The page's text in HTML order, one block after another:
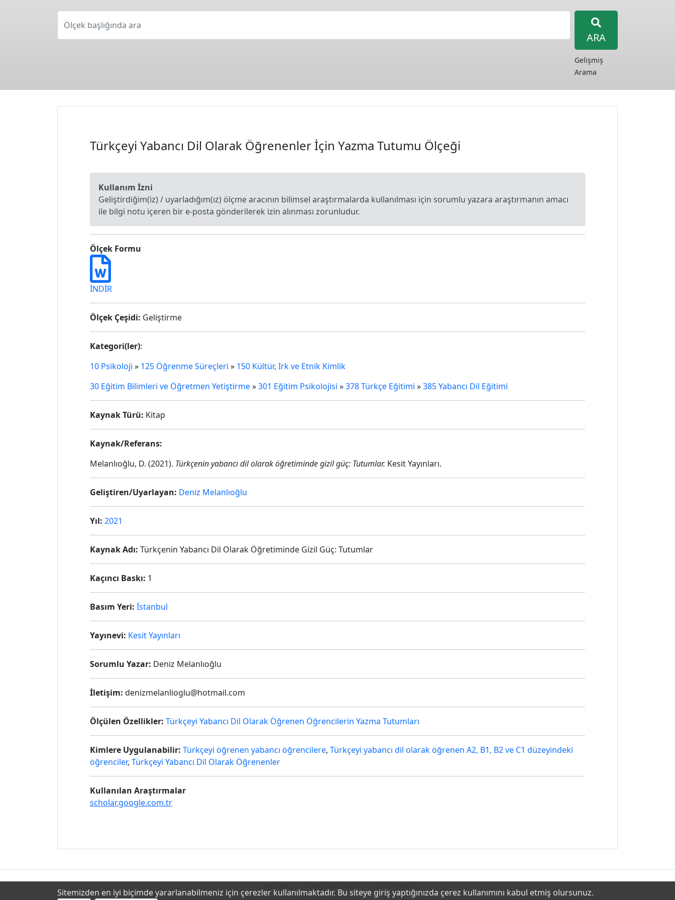
Ölçek başlığında ara
ARA
Gelişmiş
Arama
Türkçeyi Yabancı Dil Olarak Öğrenenler İçin Yazma Tutumu Ölçeği
Kullanım İzni
Geliştirdiğim(iz) / uyarladığım(ız) ölçme aracının bilimsel araştırmalarda kullanılması için sorumlu yazara araştırmanın amacı
ile bilgi notu içeren bir e-posta gönderilerek izin alınması zorunludur.
Ölçek Formu
İNDİR
Ölçek Çeşidi: Geliştirme
Kategori(ler):
10 Psikoloji » 125 Öğrenme Süreçleri » 150 Kültür, Irk ve Etnik Kimlik
30 Eğitim Bilimleri ve Öğretmen Yetiştirme»301 Eğitim Psikolojisi »378 Türkçe Eğitimi »385 Yabancı Dil Eğitimi
Kaynak Türü: Kitap
Kaynak/Referans:
Melanlıoğlu, D. (2021). Türkçenin yabancı dil olarak öğretiminde gizil güç: Tutumlar. Kesit Yayınları.
Geliştiren/Uyarlayan: Deniz Melanlıoğlu
Yıl: 2021
Kaynak Adı: Türkçenin Yabancı Dil Olarak Öğretiminde Gizil Güç: Tutumlar
Kaçıncı Baskı: 1
Basım Yeri: İstanbul
Yayınevi: Kesit Yayınları
Sorumlu Yazar: Deniz Melanlıoğlu
İletişim: denizmelanlioglu@hotmail.com
Ölçülen Özellikler: Türkçeyi Yabancı Dil Olarak Öğrenen Öğrencilerin Yazma Tutumları
Kimlere Uygulanabilir: Türkçeyi öğrenen yabancı öğrencilere, Türkçeyi yabancı dil olarak öğrenen A2, B1, B2 ve C1 düzeyindeki
öğrenciler, Türkçeyi Yabancı Dil Olarak Öğrenenler
Kullanılan Araştırmalar
scholar.google.com.tr
Sitemizden en iyi biçimde yararlanabilmeniz için çerezler kullanılmaktadır. Bu siteye giriş yaptığınızda çerez kullanımını kabul etmiş olursunuz.